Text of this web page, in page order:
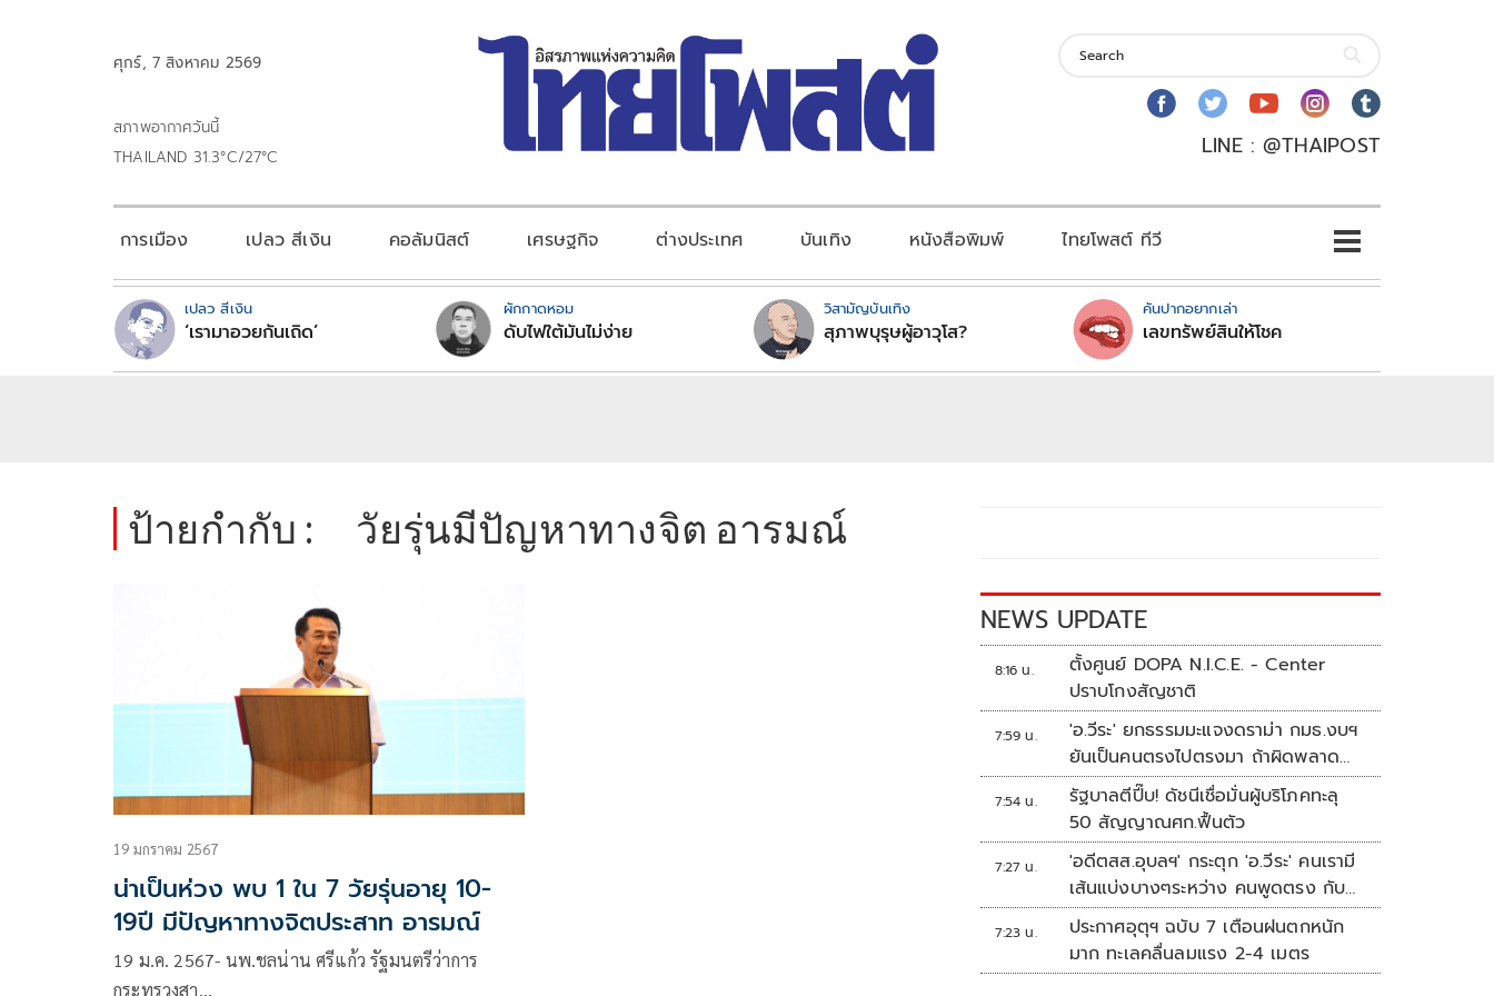
ศุกร์, 7 สิงหาคม 2569
สภาพอากาศวันนี้
THAILAND 31.3°C/27°C
LINE : @THAIPOST
การเมือง เปลว สีเงิน คอลัมนิสต์ เศรษฐกิจ ต่างประเทศ บันเทิง หนังสือพิมพ์ ไทยโพสต์ ทีวี
เปลว สีเงิน
‘เรามาอวยกันเถิด’
ผักกาดหอม
ดับไฟใต้มันไม่ง่าย
วิสามัญบันเทิง
สุภาพบุรุษผู้อาวุโส?
คันปากอยากเล่า
เลขทรัพย์สินให้โชค
ป้ายกำกับ : วัยรุ่นมีปัญหาทางจิต อารมณ์
19 มกราคม 2567
น่าเป็นห่วง พบ 1 ใน 7 วัยรุ่นอายุ 10-
19ปี มีปัญหาทางจิตประสาท อารมณ์
19 ม.ค. 2567- นพ.ชลน่าน ศรีแก้ว รัฐมนตรีว่าการ
กระทรวงสา…
NEWS UPDATE
8:16 น.
ตั้งศูนย์ DOPA N.I.C.E. - Center
ปราบโกงสัญชาติ
7:59 น.
'อ.วีระ' ยกธรรมมะแจงดราม่า กมธ.งบฯ
ยันเป็นคนตรงไปตรงมา ถ้าผิดพลาด
พร้อมขอโทษ
7:54 น.
รัฐบาลตีปี๊บ! ดัชนีเชื่อมั่นผู้บริโภคทะลุ
50 สัญญาณศก.ฟื้นตัว
7:27 น.
'อดีตสส.อุบลฯ' กระตุก 'อ.วีระ' คนเรามี
เส้นแบ่งบางๆระหว่าง คนพูดตรง กับ
คนมีมารยาท
7:23 น.
ประกาศอุตุฯ ฉบับ 7 เตือนฝนตกหนัก
มาก ทะเลคลื่นลมแรง 2-4 เมตร